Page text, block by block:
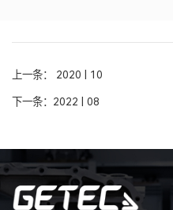
上一条： 2020 | 10
下一条： 2022 | 08